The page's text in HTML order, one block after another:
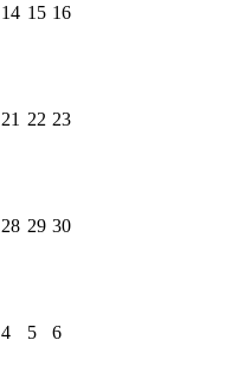
14 15 16
21 22 23
28 29 30
4 5 6